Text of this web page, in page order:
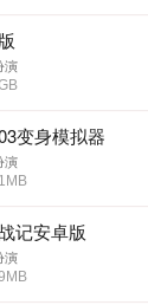
演
变身模拟器
演
记安卓版
演